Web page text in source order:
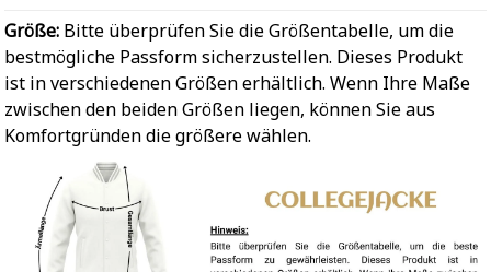
Größe: Bitte überprüfen Sie die Größentabelle, um die
bestmögliche Passform sicherzustellen. Dieses Produkt
ist in verschiedenen Größen erhältlich. Wenn Ihre Maße
zwischen den beiden Größen liegen, können Sie aus
Komfortgründen die größere wählen.